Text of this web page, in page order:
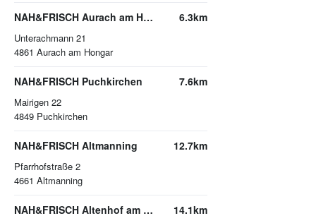
NAH&FRISCH Aurach am Hongar
Unterachmann 21
4861 Aurach am Hongar
6.3km
NAH&FRISCH Puchkirchen
Mairigen 22
4849 Puchkirchen
7.6km
NAH&FRISCH Altmanning
Pfarrhofstraße 2
4661 Altmanning
12.7km
NAH&FRISCH Altenhof am Hausruck 14.1km